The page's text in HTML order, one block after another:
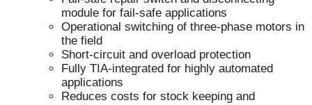
module for fail-safe applications
Operational switching of three-phase motors in
the field
Short-circuit and overload protection
Fully TIA-integrated for highly automated
applications
Reduces costs for stock keeping and